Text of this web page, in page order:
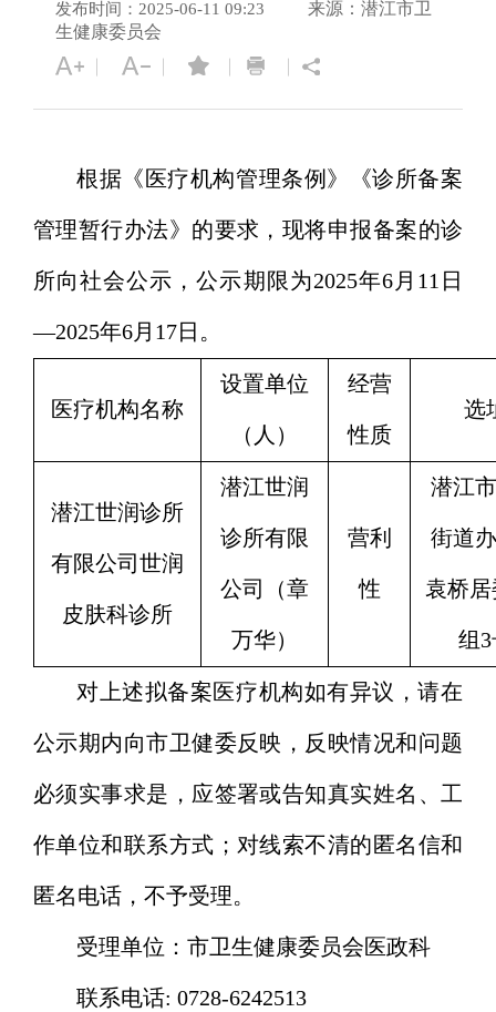
发布时间：2025-06-11 09:23
来源：潜江市卫
生健康委员会
根据《医疗机构管理条例》《诊所备案
管理暂行办法》的要求，现将申报备案的诊
所向社会公示，公示期限为2025年6月11日
—2025年6月17日。
医疗机构名称
设置单位
（人）
经营
性质
选
潜江世润诊所
有限公司世润
皮肤科诊所
潜江世润
诊所有限
公司（章
万华）
营利
性
潜江
街道
袁桥居
组 3
对上述拟备案医疗机构如有异议，请在
公示期内向市卫健委反映，反映情况和问题
必须实事求是，应签署或告知真实姓名、工
作单位和联系方式；对线索不清的匿名信和
匿名电话，不予受理。
受理单位：市卫生健康委员会医政科
联系电话: 0728-6242513